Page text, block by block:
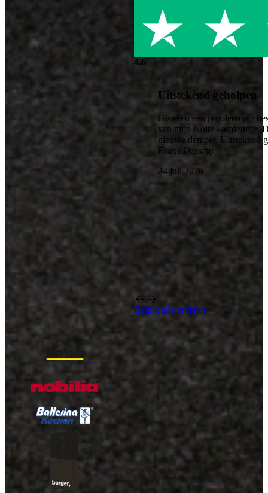
4.6
Uitstekend geholpen
Gisteren een probleempje
van mijn Nolte kastdeurtje.
nieuwe demper. Uitstekend
Frans Dessing
24 juli 2026
Bekijk alle reviews
Onze A-kwaliteit merken